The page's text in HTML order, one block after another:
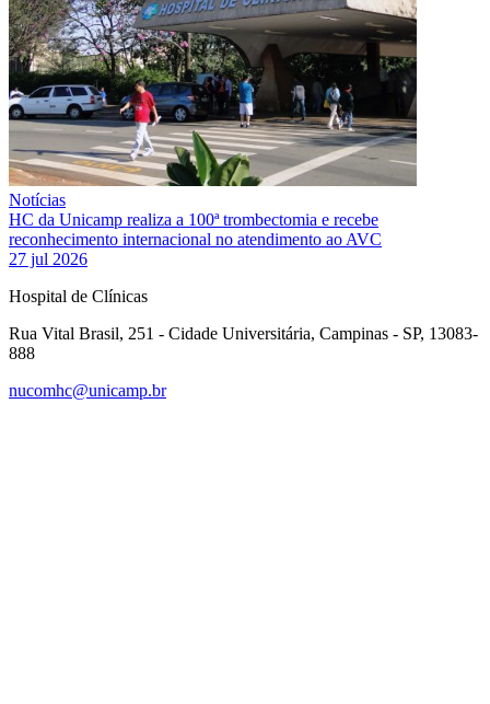
Notícias
HC da Unicamp realiza a 100ª trombectomia e recebe
reconhecimento internacional no atendimento ao AVC
27 jul 2026
Hospital de Clínicas
Rua Vital Brasil, 251 - Cidade Universitária, Campinas - SP, 13083-
888
nucomhc@unicamp.br